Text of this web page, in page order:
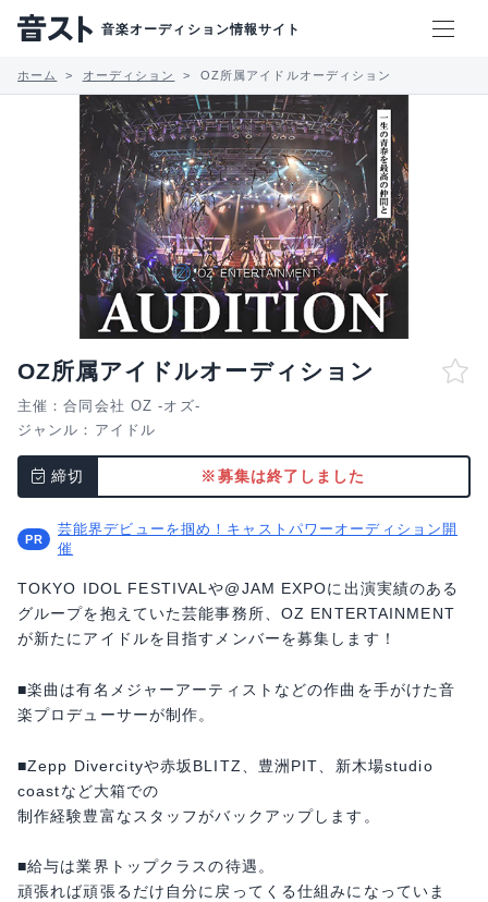
音楽オーディション情報サイト
ホーム オーディション OZ所属アイドルオーディション
OZ所属アイドルオーディション
主催：合同会社 OZ -オズ-
ジャンル： アイドル
締切 ※募集は終了しました
芸能界デビューを掴め！キャストパワーオーディション開
催
TOKYO IDOL FESTIVALや@JAM EXPOに出演実績のある
グループを抱えていた芸能事務所、OZ ENTERTAINMENT
が新たにアイドルを目指すメンバーを募集します！
■楽曲は有名メジャーアーティストなどの作曲を手がけた音
楽プロデューサーが制作。
■Zepp Divercityや赤坂BLITZ、豊洲PIT、新木場studio
coastなど大箱での
制作経験豊富なスタッフがバックアップします。
■給与は業界トップクラスの待遇。
頑張れば頑張るだけ自分に戻ってくる仕組みになっていま